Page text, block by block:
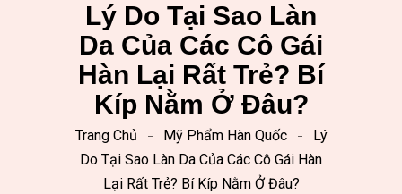
Lý Do Tại Sao Làn
Da Của Các Cô Gái
Hàn Lại Rất Trẻ? Bí
Kíp Nằm Ở Đâu?
Trang Chủ Mỹ Phẩm Hàn Quốc
Lý
Do Tại Sao Làn Da Của Các Cô Gái Hàn
Lại Rất Trẻ? Bí Kíp Nằm Ở Đâu?